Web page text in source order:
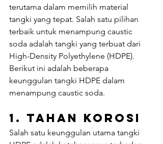
terutama dalam memilih material
tangki yang tepat. Salah satu pilihan
terbaik untuk menampung caustic
soda adalah tangki yang terbuat dari
High-Density Polyethylene (HDPE).
Berikut ini adalah beberapa
keunggulan tangki HDPE dalam
menampung caustic soda.
1. Tahan Korosi
Salah satu keunggulan utama tangki